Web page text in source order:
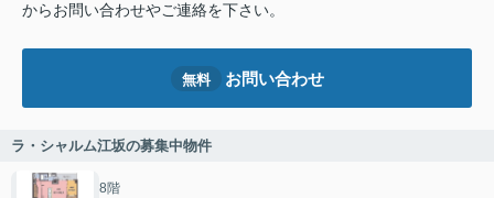
からお問い合わせやご連絡を下さい。
無料 お問い合わせ
ラ・シャルム江坂の募集中物件
8階